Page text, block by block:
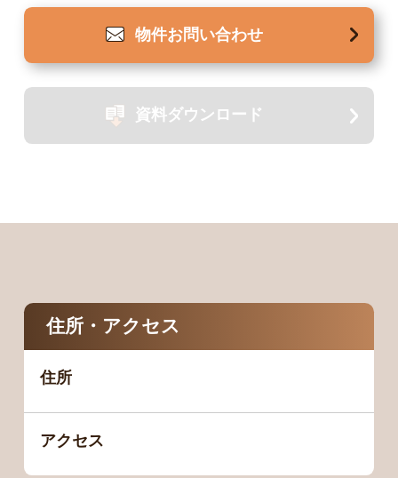
物件お問い合わせ
資料ダウンロード
住所・アクセス
住所
アクセス